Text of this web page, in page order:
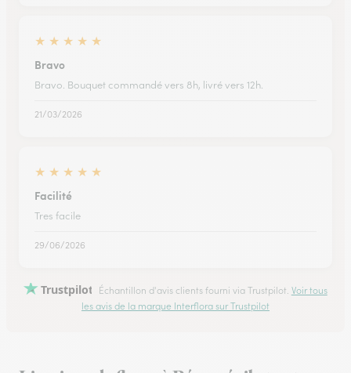
★ ★ ★ ★ ★
Bravo
Bravo. Bouquet commandé vers 8h, livré vers 12h.
21/03/2026
★ ★ ★ ★ ★
Facilité
Tres facile
29/06/2026
Trustpilot Échantillon d'avis clients fourni via Trustpilot. Voir tous
les avis de la marque Interflora sur Trustpilot